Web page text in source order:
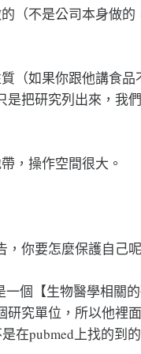
（不是公司本身做的
（如果你跟他講食品
是把研究列出來，我
，操作空間很大。
，你要怎麼保護自己
一個【生物醫學相關
研究單位，所以他裡
在pubmed上找的到